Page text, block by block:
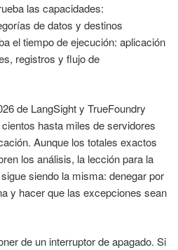
las capacidades:
de datos y destinos
el tiempo de ejecución: aplicación
registros y flujo de
de LangSight y TrueFoundry
hasta miles de servidores
Aunque los totales exactos
los análisis, la lección para la
siendo la misma: denegar por
y hacer que las excepciones sean
de un interruptor de apagado. Si